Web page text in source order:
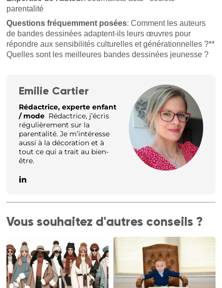
parentalité
Questions fréquemment posées: Comment les auteurs
de bandes dessinées adaptent-ils leurs œuvres pour
répondre aux sensibilités culturelles et générationnelles ?**
Quelles sont les meilleures bandes dessinées jeunesse ?
Emilie Cartier
Rédactrice, experte enfant
/ mode Rédactrice, j’écris
régulièrement sur la
parentalité. Je m’intéresse
aussi à la décoration et à
tout ce qui a trait au bien-
être.
Vous souhaitez d'autres conseils ?